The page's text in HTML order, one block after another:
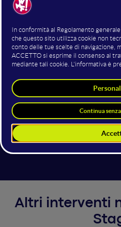
17 giugno 202315:20
Pool Stage
Concert
Altri interventi